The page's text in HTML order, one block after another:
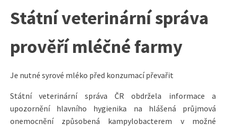
Státní veterinární správa
prověří mléčné farmy
Je nutné syrové mléko před konzumací převařit
Státní veterinární správa ČR obdržela informace a
upozornění hlavního hygienika na hlášená průjmová
onemocnění způsobená kampylobacterem v možné